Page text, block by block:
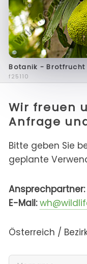
Botanik - Brotfrucht
f25110
Wir freuen
Anfrage
Bitte geben Sie
geplante
Ansprechpartner:
E-Mail:
Österreich /